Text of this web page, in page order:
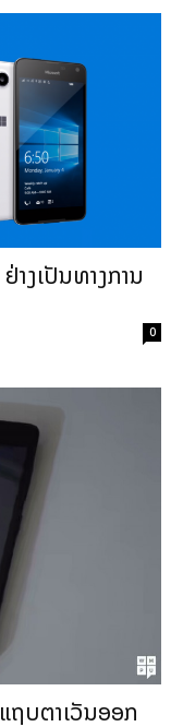
ງເປັນທາງການ
0
ຖບຕາເວັນອອກ